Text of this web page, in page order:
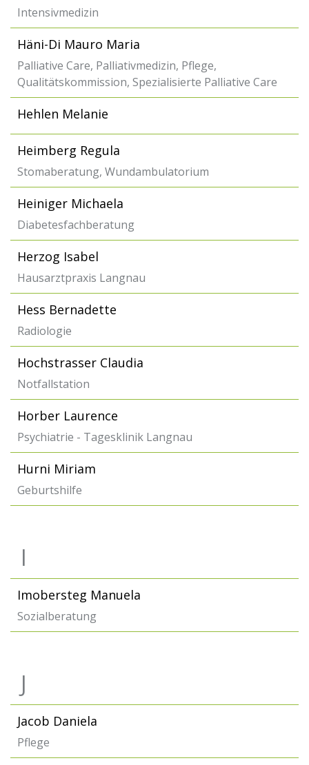
Intensivmedizin
Häni-Di Mauro Maria
Palliative Care, Palliativmedizin, Pflege,
Qualitätskommission, Spezialisierte Palliative Care
Hehlen Melanie
Heimberg Regula
Stomaberatung, Wundambulatorium
Heiniger Michaela
Diabetesfachberatung
Herzog Isabel
Hausarztpraxis Langnau
Hess Bernadette
Radiologie
Hochstrasser Claudia
Notfallstation
Horber Laurence
Psychiatrie - Tagesklinik Langnau
Hurni Miriam
Geburtshilfe
I
Imobersteg Manuela
Sozialberatung
J
Jacob Daniela
Pflege